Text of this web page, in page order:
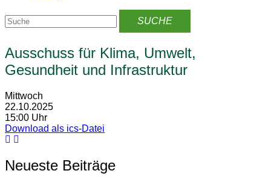
Ausschuss für Klima, Umwelt,
Gesundheit und Infrastruktur
Mittwoch
22.10.2025
15:00 Uhr
Download als ics-Datei
Neueste Beiträge